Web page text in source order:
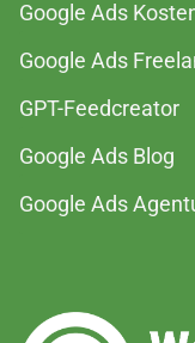
Google Ads
Google Ads
GPT-Feedcreator
Google Ads Blog
Google Ads